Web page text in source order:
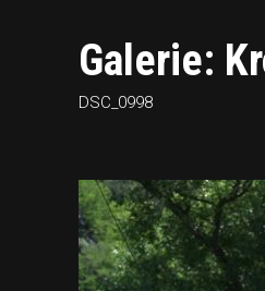
Galerie:
DSC_0998